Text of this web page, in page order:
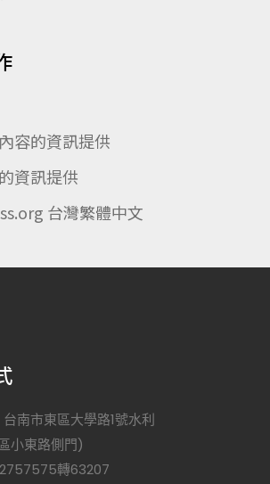
容的資訊提供
資訊提供
台灣繁體中文
台南市東區大學路1號水利
小東路側門)
轉63207